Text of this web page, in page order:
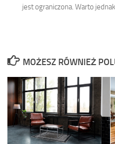
jest ograniczona. Warto
MOŻESZ RÓWNIEŻ